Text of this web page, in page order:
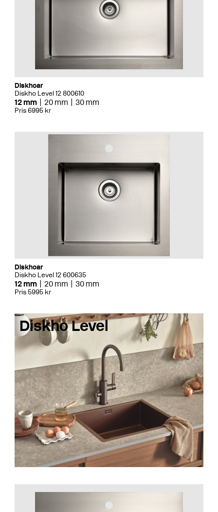
Diskhoar
Diskho Level 12 800610
12 mm 20 mm 30 mm
Pris 6995 kr
Diskhoar
Diskho Level 12 600635
12 mm 20 mm 30 mm
Pris 5995 kr
Diskho Level